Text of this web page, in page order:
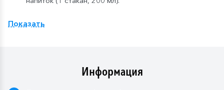
ресторане «Онега» на средней палу
тариф предусмотрен по умолчанию.
Показать
Информация